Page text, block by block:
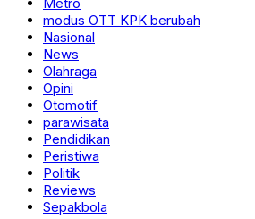
modus OTT KPK berubah
Nasional
News
Olahraga
Opini
Otomotif
parawisata
Pendidikan
Peristiwa
Politik
Reviews
Sepakbola